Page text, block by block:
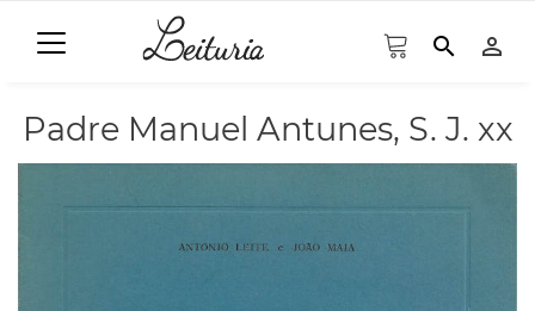
search person_outline
Padre Manuel Antunes, S. J. xx